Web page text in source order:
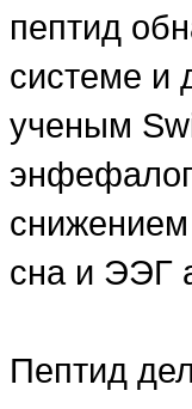
пептид
системе и
ученым
снижением
сна и ЭЭГ
Пептид